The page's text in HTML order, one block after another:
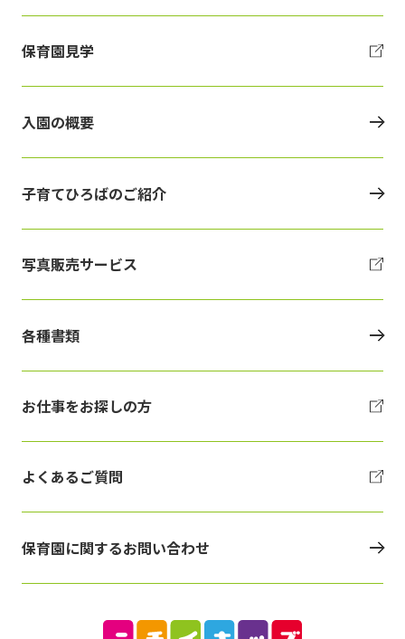
保育園見学
入園の概要
子育てひろばのご紹介
写真販売サービス
各種書類
お仕事をお探しの方
よくあるご質問
保育園に関するお問い合わせ